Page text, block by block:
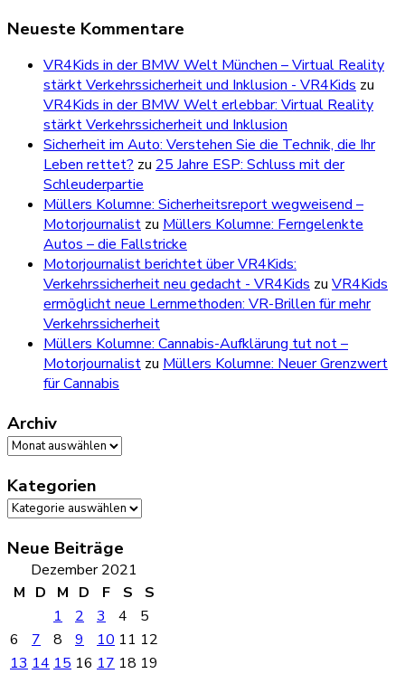
Neueste Kommentare
VR4Kids in der BMW Welt München – Virtual Reality
stärkt Verkehrssicherheit und Inklusion - VR4Kids zu
VR4Kids in der BMW Welt erlebbar: Virtual Reality
stärkt Verkehrssicherheit und Inklusion
Sicherheit im Auto: Verstehen Sie die Technik, die Ihr
Leben rettet? zu 25 Jahre ESP: Schluss mit der
Schleuderpartie
Müllers Kolumne: Sicherheitsreport wegweisend –
Motorjournalist zu Müllers Kolumne: Ferngelenkte
Autos – die Fallstricke
Motorjournalist berichtet über VR4Kids:
Verkehrssicherheit neu gedacht - VR4Kids zu VR4Kids
ermöglicht neue Lernmethoden: VR-Brillen für mehr
Verkehrssicherheit
Müllers Kolumne: Cannabis-Aufklärung tut not –
Motorjournalist zu Müllers Kolumne: Neuer Grenzwert
für Cannabis
Archiv
Archiv
Kategorien
Kategorien
Neue Beiträge
Dezember 2021
M D M D F S
S
1
2 3 4
5
6
7 8 9 10 11 12
13 14 15 16 17 18 19